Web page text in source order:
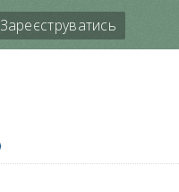
Зареєструватись